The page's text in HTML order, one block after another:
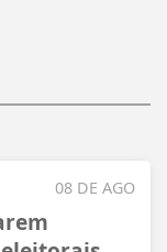
08 DE AGO